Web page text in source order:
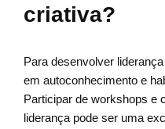
criativa?
Para desenvolver
em autoconhecimento e
Participar de workshops e
liderança pode ser uma